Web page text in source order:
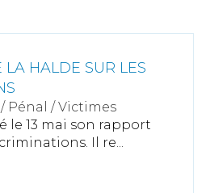
LA HALDE SUR LES
Pénal /Victimes
le 13 mai son rapport
Il re...